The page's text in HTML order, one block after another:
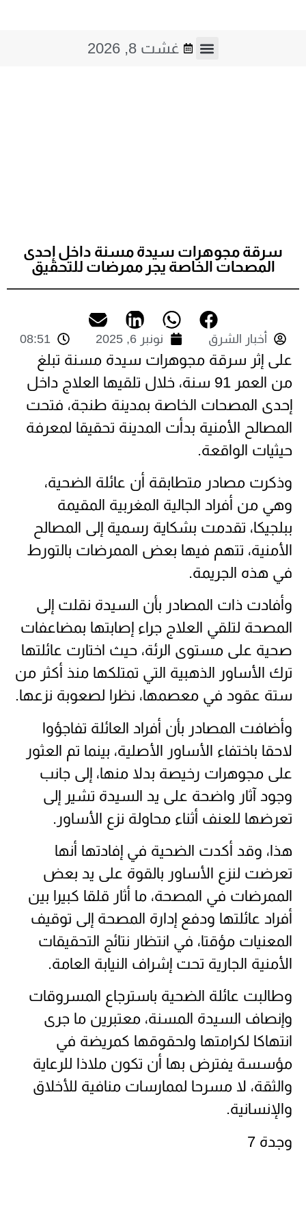
غشت 8, 2026
سرقة مجوهرات سيدة مسنة داخل إحدى
المصحات الخاصة يجر ممرضات للتحقيق
أخبار الشرق نونبر 6, 2025 08:51
على إثر سرقة مجوهرات سيدة مسنة تبلغ
من العمر 91 سنة، خلال تلقيها العلاج داخل
إحدى المصحات الخاصة بمدينة طنجة، فتحت
المصالح الأمنية بدأت المدينة تحقيقا لمعرفة
حيثيات الواقعة.
وذكرت مصادر متطابقة أن عائلة الضحية،
وهي من أفراد الجالية المغربية المقيمة
ببلجيكا، تقدمت بشكاية رسمية إلى المصالح
الأمنية، تتهم فيها بعض الممرضات بالتورط
في هذه الجريمة.
وأفادت ذات المصادر بأن السيدة نقلت إلى
المصحة لتلقي العلاج جراء إصابتها بمضاعفات
صحية على مستوى الرئة، حيث اختارت عائلتها
ترك الأساور الذهبية التي تمتلكها منذ أكثر من
ستة عقود في معصمها، نظرا لصعوبة نزعها.
وأضافت المصادر بأن أفراد العائلة تفاجؤوا
لاحقا باختفاء الأساور الأصلية، بينما تم العثور
على مجوهرات رخيصة بدلا منها، إلى جانب
وجود آثار واضحة على يد السيدة تشير إلى
تعرضها للعنف أثناء محاولة نزع الأساور.
هذا، وقد أكدت الضحية في إفادتها أنها
تعرضت لنزع الأساور بالقوة على يد بعض
الممرضات في المصحة، ما أثار قلقا كبيرا بين
أفراد عائلتها ودفع إدارة المصحة إلى توقيف
المعنيات مؤقتا، في انتظار نتائج التحقيقات
الأمنية الجارية تحت إشراف النيابة العامة.
وطالبت عائلة الضحية باسترجاع المسروقات
وإنصاف السيدة المسنة، معتبرين ما جرى
انتهاكا لكرامتها ولحقوقها كمريضة في
مؤسسة يفترض بها أن تكون ملاذا للرعاية
والثقة، لا مسرحا لممارسات منافية للأخلاق
والإنسانية.
وجدة 7